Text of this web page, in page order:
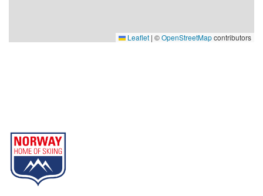
Leaflet | ©OpenStreetMapcontributors